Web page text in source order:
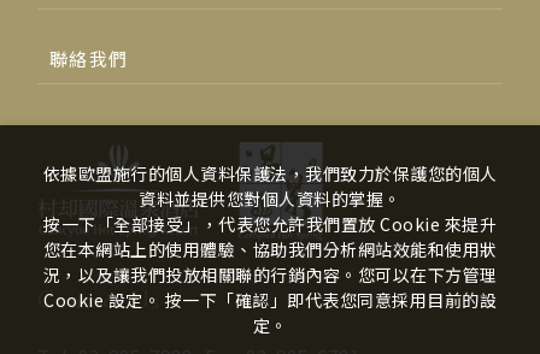
Contact Us
聯絡我們
依據歐盟施行的個人資料保護法，我們致力於保護您的個人
資料並提供您對個人資料的掌握。
按一下「全部接受」，代表您允許我們置放 Cookie 來提升
您在本網站上的使用體驗、協助我們分析網站效能和使用狀
況，以及讓我們投放相關聯的行銷內容。您可以在下方管理
Cookie 設定。 按一下「確認」即代表您同意採用目前的設
定。